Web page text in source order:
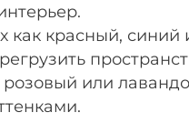
как красный,
или